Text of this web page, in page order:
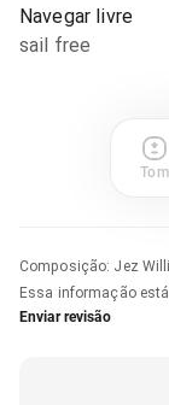
Navegar livre
sail free
Tom
Composição: Jez
Essa informação
Enviar revisão